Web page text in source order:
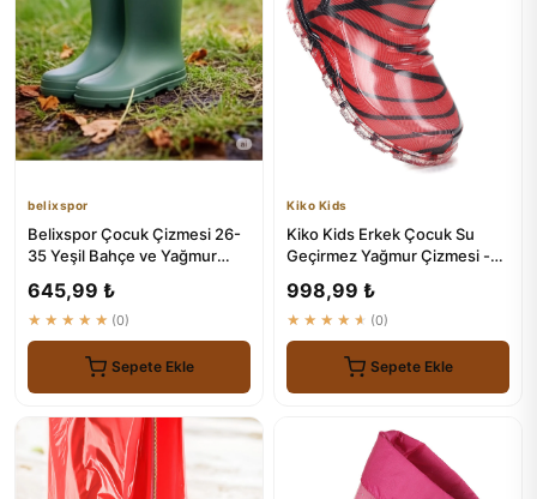
belixspor
Belixspor Çocuk Çizmesi 26-
35 Yeşil Bahçe ve Yağmur
645,99 ₺
★★★★★ (0)
Sepete Ekle
Kiko Kids
Kiko Kids Erkek Çocuk Su
Geçirmez Yağmur Çizmesi -
998,99 ₺
★★★★★ (0)
Sepete Ekle